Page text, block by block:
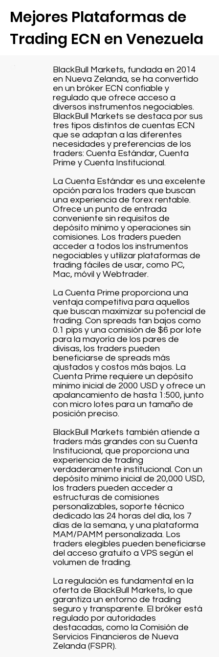
Mejores Plataformas de
Trading ECN en Venezuela
BlackBull Markets, fundada en 2014
en Nueva Zelanda, se ha convertido
en un bróker ECN confiable y
regulado que ofrece acceso a
diversos instrumentos negociables.
BlackBull Markets se destaca por sus
tres tipos distintos de cuentas ECN
que se adaptan a las diferentes
necesidades y preferencias de los
traders: Cuenta Estándar, Cuenta
Prime y Cuenta Institucional.
La Cuenta Estándar es una excelente
opción para los traders que buscan
una experiencia de forex rentable.
Ofrece un punto de entrada
conveniente sin requisitos de
depósito mínimo y operaciones sin
comisiones. Los traders pueden
acceder a todos los instrumentos
negociables y utilizar plataformas de
trading fáciles de usar, como PC,
Mac, móvil y Webtrader.
La Cuenta Prime proporciona una
ventaja competitiva para aquellos
que buscan maximizar su potencial de
trading. Con spreads tan bajos como
0.1 pips y una comisión de $6 por lote
para la mayoría de los pares de
divisas, los traders pueden
beneficiarse de spreads más
ajustados y costos más bajos. La
Cuenta Prime requiere un depósito
mínimo inicial de 2000 USD y ofrece un
apalancamiento de hasta 1:500, junto
con micro lotes para un tamaño de
posición preciso.
BlackBull Markets también atiende a
traders más grandes con su Cuenta
Institucional, que proporciona una
experiencia de trading
verdaderamente institucional. Con un
depósito mínimo inicial de 20,000 USD,
los traders pueden acceder a
estructuras de comisiones
personalizables, soporte técnico
dedicado las 24 horas del día, los 7
días de la semana, y una plataforma
MAM/PAMM personalizada. Los
traders elegibles pueden beneficiarse
del acceso gratuito a VPS según el
volumen de trading.
La regulación es fundamental en la
oferta de BlackBull Markets, lo que
garantiza un entorno de trading
seguro y transparente. El bróker está
regulado por autoridades
destacadas, como la Comisión de
Servicios Financieros de Nueva
Zelanda (FSPR).